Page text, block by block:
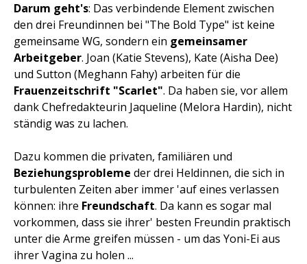
Darum geht's: Das verbindende Element zwischen
den drei Freundinnen bei "The Bold Type" ist keine
gemeinsame WG, sondern ein gemeinsamer
Arbeitgeber. Joan (Katie Stevens), Kate (Aisha Dee)
und Sutton (Meghann Fahy) arbeiten für die
Frauenzeitschrift "Scarlet". Da haben sie, vor allem
dank Chefredakteurin Jaqueline (Melora Hardin), nicht
ständig was zu lachen.
Dazu kommen die privaten, familiären und
Beziehungsprobleme der drei Heldinnen, die sich in
turbulenten Zeiten aber immer 'auf eines verlassen
können: ihre Freundschaft. Da kann es sogar mal
vorkommen, dass sie ihrer' besten Freundin praktisch
unter die Arme greifen müssen - um das Yoni-Ei aus
ihrer Vagina zu holen ...